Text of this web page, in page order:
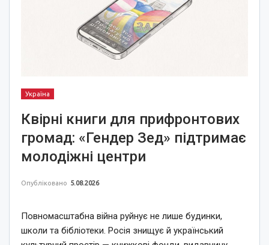
Україна
Квірні книги для прифронтових
громад: «Гендер Зед» підтримає
молодіжні центри
Опубліковано 5.08.2026
Повномасштабна війна руйнує не лише будинки,
школи та бібліотеки. Росія знищує й український